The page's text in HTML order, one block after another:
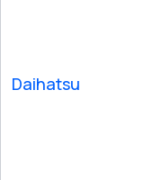
Daihatsu